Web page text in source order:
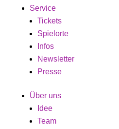
Service
Tickets
Spielorte
Infos
Newsletter
Presse
Über uns
Idee
Team